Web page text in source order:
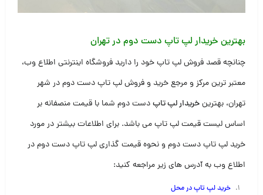
بهترین خریدار لپ تاپ دست دوم در تهران
چنانچه قصد فروش لپ تاپ خود را دارید فروشگاه اینترنتی اطلاع وب،
معتبر ترین مرکز و مرجع خرید و فروش لپ تاپ دست دوم در شهر
تهران، بهترینخریدار لپ تاپدست دوم شما با قیمت منصفانه بر
اساس لیست قیمت لپ تاپ می باشد. برای اطلاعات بیشتر در مورد
خرید لپ تاپ دست دوم و نحوه قیمت گذاری لپ تاپ دست دوم در
اطلاع وب به آدرس های زیر مراجعه کنید:
خرید لپ تاپ در محل